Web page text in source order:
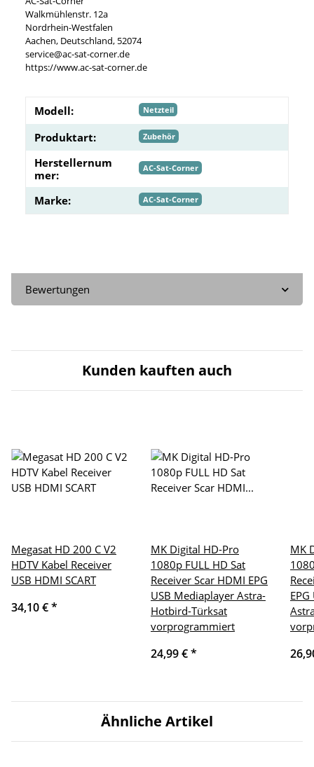
Walkmühlenstr. 12a
Nordrhein-Westfalen
Aachen, Deutschland, 52074
service@ac-sat-corner.de
https://www.ac-sat-corner.de
Modell: Netzteil
Produktart: Zubehör
Herstellernum
mer:
AC-Sat-Corner
Marke: AC-Sat-Corner
Bewertungen
Kunden kauften auch
Megasat HD 200 C V2
HDTV Kabel Receiver
USB HDMI SCART
34,10 €*
MK Digital HD-Pro
1080p FULL HD Sat
Receiver Scar HDMI EPG
USB Mediaplayer Astra-
Hotbird-Türksat
vorprogrammiert
24,99 €*
MK
Ähnliche Artikel